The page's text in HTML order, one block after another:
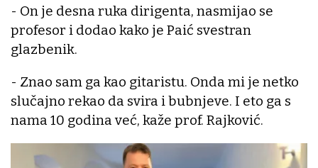
- On je desna ruka dirigenta, nasmijao se
profesor i dodao kako je Paić svestran
glazbenik.
- Znao sam ga kao gitaristu. Onda mi je netko
slučajno rekao da svira i bubnjeve. I eto ga s
nama 10 godina već, kaže prof. Rajković.